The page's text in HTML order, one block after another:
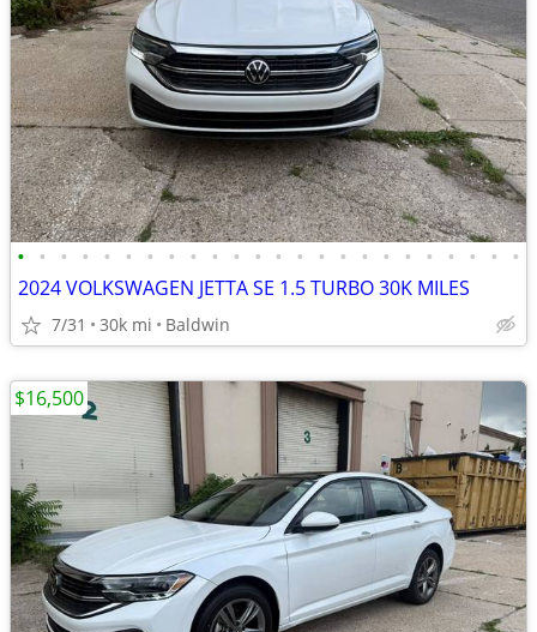
• • • • • • • • • • • • • • • • • • • • • • • •
2024 VOLKSWAGEN JETTA SE 1.5 TURBO 30K MILES
7/31 30k mi Baldwin
$16,500